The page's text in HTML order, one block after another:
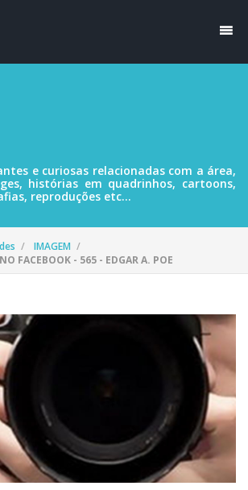
e curiosas relacionadas com a área,
histórias em quadrinhos, cartoons,
reproduções etc...
IMAGEM
FACEBOOK - 565 - EDGAR A. POE